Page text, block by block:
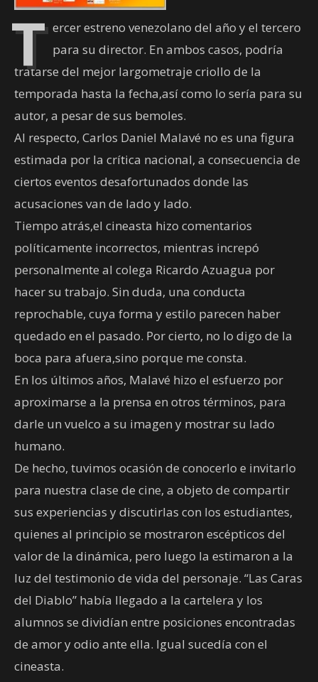
T ercer estreno venezolano del año y el tercero
para su director. En ambos casos, podría
tratarse del mejor largometraje criollo de la
temporada hasta la fecha,así como lo sería para su
autor, a pesar de sus bemoles.
Al respecto, Carlos Daniel Malavé no es una figura
estimada por la crítica nacional, a consecuencia de
ciertos eventos desafortunados donde las
acusaciones van de lado y lado.
Tiempo atrás,el cineasta hizo comentarios
políticamente incorrectos, mientras increpó
personalmente al colega Ricardo Azuagua por
hacer su trabajo. Sin duda, una conducta
reprochable, cuya forma y estilo parecen haber
quedado en el pasado. Por cierto, no lo digo de la
boca para afuera,sino porque me consta.
En los últimos años, Malavé hizo el esfuerzo por
aproximarse a la prensa en otros términos, para
darle un vuelco a su imagen y mostrar su lado
humano.
De hecho, tuvimos ocasión de conocerlo e invitarlo
para nuestra clase de cine, a objeto de compartir
sus experiencias y discutirlas con los estudiantes,
quienes al principio se mostraron escépticos del
valor de la dinámica, pero luego la estimaron a la
luz del testimonio de vida del personaje. “Las Caras
del Diablo” había llegado a la cartelera y los
alumnos se dividían entre posiciones encontradas
de amor y odio ante ella. Igual sucedía con el
cineasta.